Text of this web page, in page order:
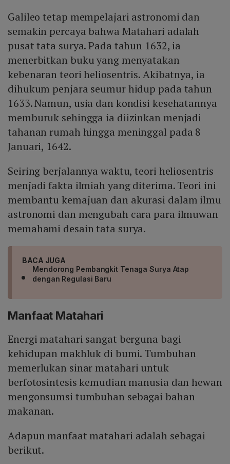
Galileo tetap mempelajari astronomi dan
semakin percaya bahwa Matahari adalah
pusat tata surya. Pada tahun 1632, ia
menerbitkan buku yang menyatakan
kebenaran teori heliosentris. Akibatnya, ia
dihukum penjara seumur hidup pada tahun
1633. Namun, usia dan kondisi kesehatannya
memburuk sehingga ia diizinkan menjadi
tahanan rumah hingga meninggal pada 8
Januari, 1642.
Seiring berjalannya waktu, teori heliosentris
menjadi fakta ilmiah yang diterima. Teori ini
membantu kemajuan dan akurasi dalam ilmu
astronomi dan mengubah cara para ilmuwan
memahami desain tata surya.
BACA JUGA
Mendorong Pembangkit Tenaga Surya Atap
dengan Regulasi Baru
Manfaat Matahari
Energi matahari sangat berguna bagi
kehidupan makhluk di bumi. Tumbuhan
memerlukan sinar matahari untuk
berfotosintesis kemudian manusia dan hewan
mengonsumsi tumbuhan sebagai bahan
makanan.
Adapun manfaat matahari adalah sebagai
berikut.